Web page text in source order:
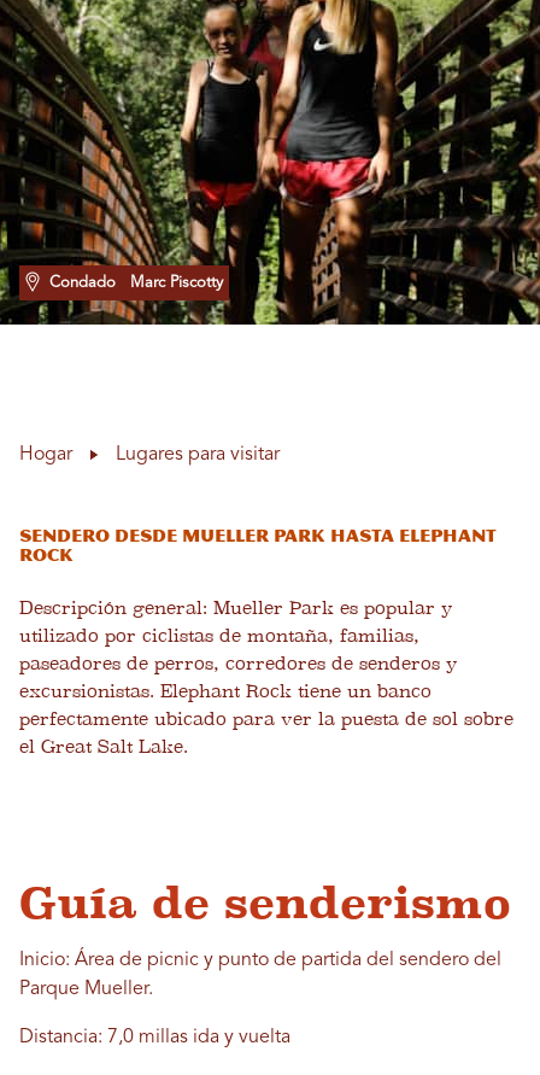
Condado Marc Piscotty
Hogar Lugares para visitar
Sendero desde Mueller Park hasta Elephant
Rock
Descripción general: Mueller Park es popular y
utilizado por ciclistas de montaña, familias,
paseadores de perros, corredores de senderos y
excursionistas. Elephant Rock tiene un banco
perfectamente ubicado para ver la puesta de sol sobre
el Great Salt Lake.
Guía de senderismo
Inicio: Área de picnic y punto de partida del sendero del
Parque Mueller.
Distancia: 7,0 millas ida y vuelta